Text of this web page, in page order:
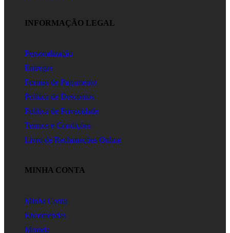
INFORMAÇÃO LEGAL
Personalização
Entregas
Formas de Pagamento
Política de Descontos
Política de Privacidade
Termos e Condições
Livro de Reclamações Online
MINHA CONTA
Minha Conta
Encomendas
Morada